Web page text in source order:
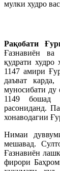
мулки худро
Рақобати
Ғазнавиён ва
қудрати
1147 амири
даъват
муносибати ду
1149 бошад
расониданд.
хонаводагии
Нимаи
мешавад.
Ғазнавиён
фирори